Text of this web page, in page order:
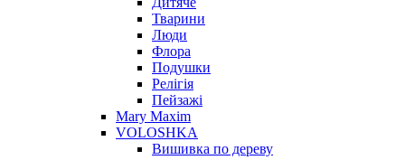
Тварини
Люди
Флора
Подушки
Релігія
Пейзажі
Mary Maxim
VOLOSHKA
Вишивка по дереву